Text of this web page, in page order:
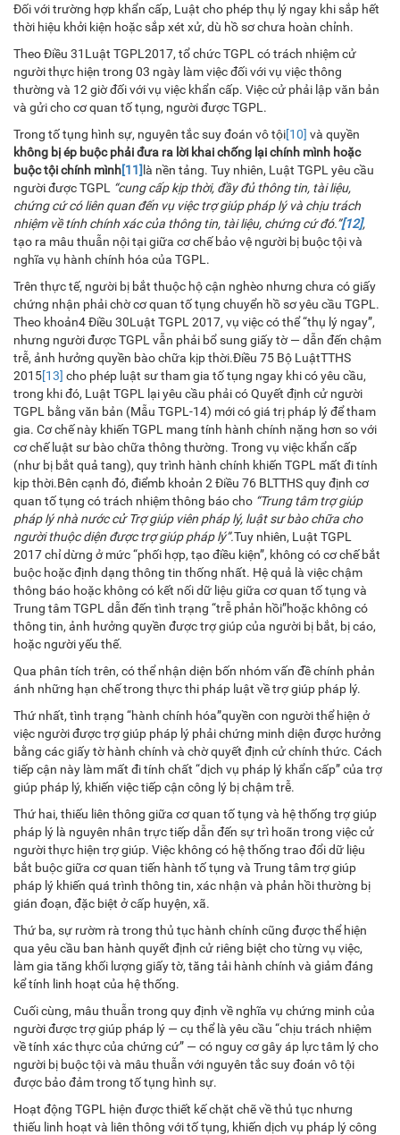
Đối với trường hợp khẩn cấp, Luật cho phép thụ lý ngay khi sắp hết
thời hiệu khởi kiện hoặc sắp xét xử, dù hồ sơ chưa hoàn chỉnh.
Theo Điều 31Luật TGPL2017, tổ chức TGPL có trách nhiệm cử
người thực hiện trong 03 ngày làm việc đối với vụ việc thông
thường và 12 giờ đối với vụ việc khẩn cấp. Việc cử phải lập văn bản
và gửi cho cơ quan tố tụng, người được TGPL.
Trong tố tụng hình sự, nguyên tắc suy đoán vô tội[10] và quyền
không bị ép buộc phải đưa ra lời khai chống lại chính mình hoặc
buộc tội chính mình[11] là nền tảng. Tuy nhiên, Luật TGPL yêu cầu
người được TGPL
“cung cấp kịp thời, đầy đủ thông tin, tài liệu,
chứng cứ có liên quan đến vụ việc trợ giúp pháp lý và chịu trách
nhiệm về tính chính xác của thông tin, tài liệu, chứng cứ đó.”[12],
tạo ra mâu thuẫn nội tại giữa cơ chế bảo vệ người bị buộc tội và
nghĩa vụ hành chính hóa của TGPL.
Trên thực tế, người bị bắt thuộc hộ cận nghèo nhưng chưa có giấy
chứng nhận phải chờ cơ quan tố tụng chuyển hồ sơ yêu cầu TGPL.
Theo khoản4 Điều 30Luật TGPL 2017, vụ việc có thể “thụ lý ngay”,
nhưng người được TGPL vẫn phải bổ sung giấy tờ — dẫn đến chậm
trễ, ảnh hưởng quyền bào chữa kịp thời.Điều 75 Bộ LuậtTTHS
2015[13] cho phép luật sư tham gia tố tụng ngay khi có yêu cầu,
trong khi đó, Luật TGPL lại yêu cầu phải có Quyết định cử người
TGPL bằng văn bản (Mẫu TGPL-14) mới có giá trị pháp lý để tham
gia. Cơ chế này khiến TGPL mang tính hành chính nặng hơn so với
cơ chế luật sư bào chữa thông thường. Trong vụ việc khẩn cấp
(như bị bắt quả tang), quy trình hành chính khiến TGPL mất đi tính
kịp thời.Bên cạnh đó, điểmb khoản 2 Điều 76 BLTTHS quy định cơ
quan tố tụng có trách nhiệm thông báo cho “Trung tâm trợ giúp
pháp lý nhà nước cử Trợ giúp viên pháp lý, luật sư bào chữa cho
người thuộc diện được trợ giúp pháp lý”.Tuy nhiên, Luật TGPL
2017 chỉ dừng ở mức “phối hợp, tạo điều kiện”, không có cơ chế bắt
buộc hoặc định dạng thông tin thống nhất. Hệ quả là việc chậm
thông báo hoặc không có kết nối dữ liệu giữa cơ quan tố tụng và
Trung tâm TGPL dẫn đến tình trạng “trễ phản hồi”hoặc không có
thông tin, ảnh hưởng quyền được trợ giúp của người bị bắt, bị cáo,
hoặc người yếu thế.
Qua phân tích trên, có thể nhận diện bốn nhóm vấn đề chính phản
ánh những hạn chế trong thực thi pháp luật về trợ giúp pháp lý.
Thứ nhất, tình trạng “hành chính hóa”quyền con người thể hiện ở
việc người được trợ giúp pháp lý phải chứng minh diện được hưởng
bằng các giấy tờ hành chính và chờ quyết định cử chính thức. Cách
tiếp cận này làm mất đi tính chất “dịch vụ pháp lý khẩn cấp” của trợ
giúp pháp lý, khiến việc tiếp cận công lý bị chậm trễ.
Thứ hai, thiếu liên thông giữa cơ quan tố tụng và hệ thống trợ giúp
pháp lý là nguyên nhân trực tiếp dẫn đến sự trì hoãn trong việc cử
người thực hiện trợ giúp. Việc không có hệ thống trao đổi dữ liệu
bắt buộc giữa cơ quan tiến hành tố tụng và Trung tâm trợ giúp
pháp lý khiến quá trình thông tin, xác nhận và phản hồi thường bị
gián đoạn, đặc biệt ở cấp huyện, xã.
Thứ ba, sự rườm rà trong thủ tục hành chính cũng được thể hiện
qua yêu cầu ban hành quyết định cử riêng biệt cho từng vụ việc,
làm gia tăng khối lượng giấy tờ, tăng tải hành chính và giảm đáng
kể tính linh hoạt của hệ thống.
Cuối cùng, mâu thuẫn trong quy định về nghĩa vụ chứng minh của
người được trợ giúp pháp lý — cụ thể là yêu cầu “chịu trách nhiệm
về tính xác thực của chứng cứ” — có nguy cơ gây áp lực tâm lý cho
người bị buộc tội và mâu thuẫn với nguyên tắc suy đoán vô tội
được bảo đảm trong tố tụng hình sự.
Hoạt động TGPL hiện được thiết kế chặt chẽ về thủ tục nhưng
thiếu linh hoạt và liên thông với tố tụng, khiến dịch vụ pháp lý công